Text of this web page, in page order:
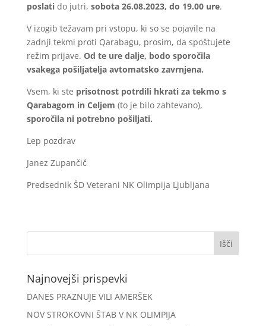
poslatido jutri, sobota 26.08.2023, do 19.00 ure.
V izogib težavam pri vstopu, ki so se pojavile na
zadnji tekmi proti Qarabagu, prosim, da spoštujete
režim prijave. Od te ure dalje, bodo sporočila
vsakega pošiljatelja avtomatsko zavrnjena.
Vsem, ki ste prisotnost potrdili hkrati za tekmo s
Qarabagom in Celjem (to je bilo zahtevano),
sporočila ni potrebno pošiljati.
Lep pozdrav
Janez Zupančič
Predsednik ŠD Veterani NK Olimpija Ljubljana
Najnovejši prispevki
DANES PRAZNUJE VILI AMERŠEK
NOV STROKOVNI ŠTAB V NK OLIMPIJA